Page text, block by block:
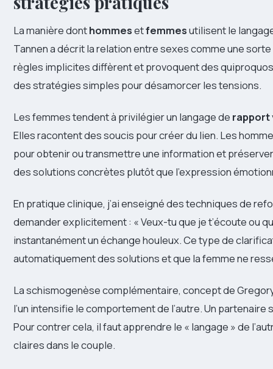
La manière donthommesetfemmesutilisent le
Tannen a décrit la relation entre sexes comme une
règles implicites diffèrent et provoquent des
des stratégies simples pour désamorcer les tensions.
Les femmes tendent à privilégier un langage de rapport
Elles racontent des soucis pour créer du lien. Les
pour obtenir ou transmettre une information et
des solutions concrètes plutôt que l’expression
En pratique clinique, j’ai enseigné des techniques de
demander explicitement : « Veux-tu que je t’écoute ou
instantanément un échange houleux. Ce type de
automatiquement des solutions et que la femme ne
La schismogenèse complémentaire, concept de
l’un intensifie le comportement de l’autre. Un
Pour contrer cela, il faut apprendre le « langage » de
claires dans le couple.